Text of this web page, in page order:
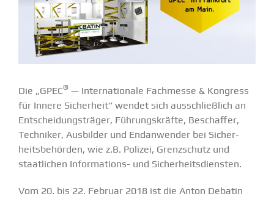
Die „GPEC® — Inter­na­tionale Fachmesse & Kongress
für Innere Sicherheit“ wendet sich ausschließlich an
Entschei­dungs­träger, Führungs­kräfte, Beschaffer,
Techniker, Ausbilder und Endan­wender bei Sicher­
heits­be­hörden, wie z.B. Polizei, Grenz­schutz und
staat­lichen Infor­­ma­­tions- und Sicher­heits­diensten.
Vom 20. bis 22. Februar 2018 ist die Anton Debatin